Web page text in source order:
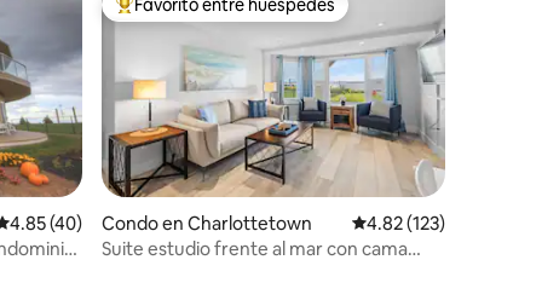
promedio: 4.85 de 5, 40 reseñas
4.85 (40)
Favorito entre huéspedes preferido
Favorito entre huéspedes
Condo en Charlottetown Calificación promedio:
4.82 (123)
Suite estudio frente al mar con cama